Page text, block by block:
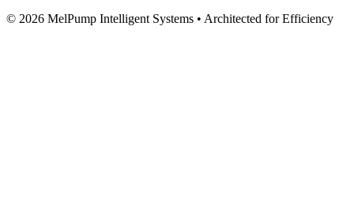
© 2026 MelPump Intelligent Systems • Architected for Efficiency